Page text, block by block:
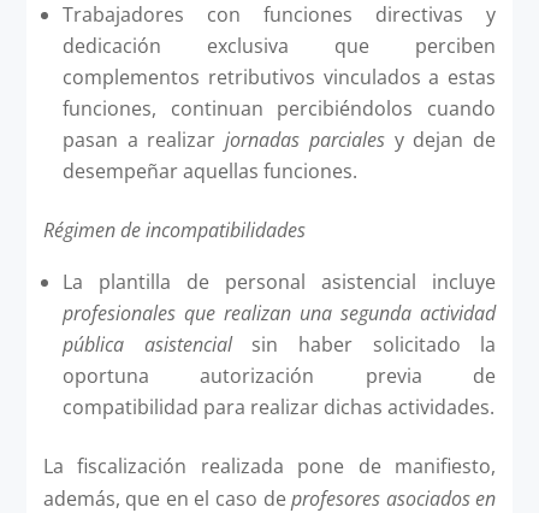
Trabajadores con funciones directivas y
dedicación exclusiva que perciben
complementos retributivos vinculados a estas
funciones, continuan percibiéndolos cuando
pasan a realizarjornadas parcialesy dejan de
desempeñar aquellas funciones.
Régimen de incompatibilidades
La plantilla de personal asistencial incluye
profesionales que realizan una segunda actividad
pública asistencialsin haber solicitado la
oportuna autorización previa de
compatibilidad para realizar dichas actividades.
La fiscalización realizada pone de manifiesto,
además, que en el caso deprofesores asociados en